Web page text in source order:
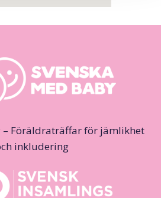
– Föräldraträffar för jämlikhet
inkludering.